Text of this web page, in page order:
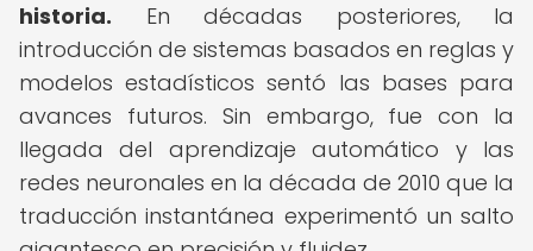
historia. En décadas posteriores, la
introducción de sistemas basados en reglas y
modelos estadísticos sentó las bases para
avances futuros. Sin embargo, fue con la
llegada del aprendizaje automático y las
redes neuronales en la década de 2010 que la
traducción instantánea experimentó un salto